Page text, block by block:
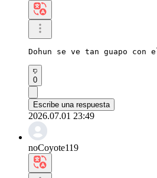
Dohun se ve tan guapo con
0
Escribe una respuesta
2026.07.01 23:49
noCoyote119